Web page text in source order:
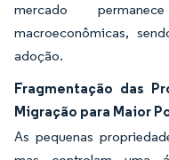
mercado
macroeconômicas,
adoção.
Fragmentação das
Migração para Maior
As pequenas